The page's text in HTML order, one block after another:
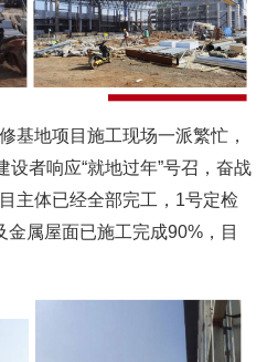
基地项目施工现场一派繁忙，
者响应“就地过年”号召，奋战
主体已经全部完工，1号定检
属屋面已施工完成90%，目